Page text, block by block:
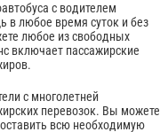
с водителем
в любое время суток и без
любое из свободных
включает пассажирские
с многолетней
перевозок. Вы можете
всю необходимую